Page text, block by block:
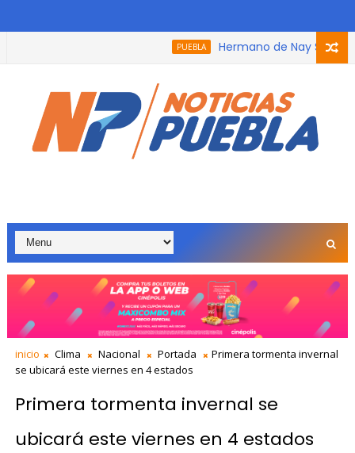
PUEBLA
Hermano de Nay Salvatori
inicio Clima Nacional Portada
Primera tormenta invernal
se ubicará este viernes en 4 estados
Primera tormenta invernal se
ubicará este viernes en 4 estados